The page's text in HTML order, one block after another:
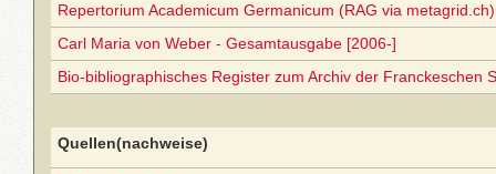
Repertorium Academicum Germanicum (RAG via
Carl Maria von Weber - Gesamtausgabe [2006-]
Bio-bibliographisches Register zum Archiv der Franckeschen
Quellen(nachweise)